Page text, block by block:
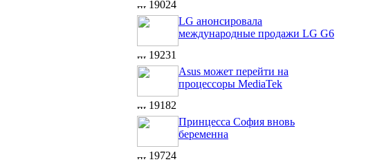
19024
LG анонсировала
международные продажи LG G6
19231
Asus может перейти на
процессоры MediaTek
19182
Принцесса София вновь
беременна
19724